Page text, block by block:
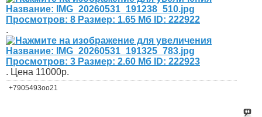
.
. Цена 11000р.
+7905493оо21